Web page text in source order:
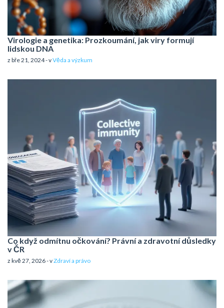
Virologie a genetika: Prozkoumání, jak viry formují
lidskou DNA
z bře 21, 2024 - vVěda a výzkum
Co když odmítnu očkování? Právní a zdravotní důsledky
v ČR
z kvě 27, 2026 - vZdraví a právo